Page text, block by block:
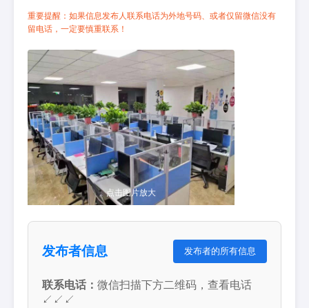
重要提醒：如果信息发布人联系电话为外地号码、或者仅留微信没有
留电话，一定要慎重联系！
点击图片放大
发布者信息 发布者的所有信息
联系电话： 微信扫描下方二维码，查看电话
↙↙↙